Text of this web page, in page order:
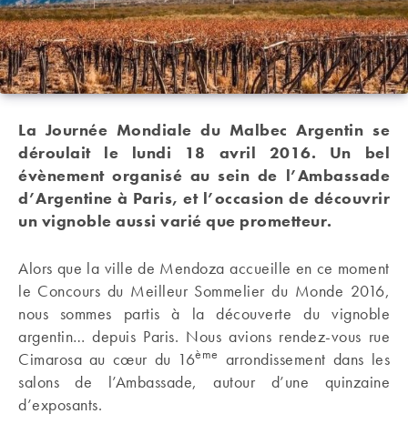
La Journée Mondiale du Malbec Argentin se
déroulait le lundi 18 avril 2016.
Un bel
évènement organisé au sein de l’Ambassade
d’Argentine à Paris, et l’occasion de découvrir
un vignoble aussi varié que prometteur.
Alors que la ville de Mendoza accueille en ce moment
le Concours du Meilleur Sommelier du Monde 2016,
nous sommes partis à la découverte du vignoble
argentin… depuis Paris. Nous avions rendez-vous rue
Cimarosa au cœur du 16ème arrondissement dans les
salons de l’Ambassade, autour d’une quinzaine
d’exposants.